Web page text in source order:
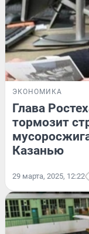
ЭКОНОМИКА
Глава
тормозит
Казанью
29 марта, 2025, 12:22